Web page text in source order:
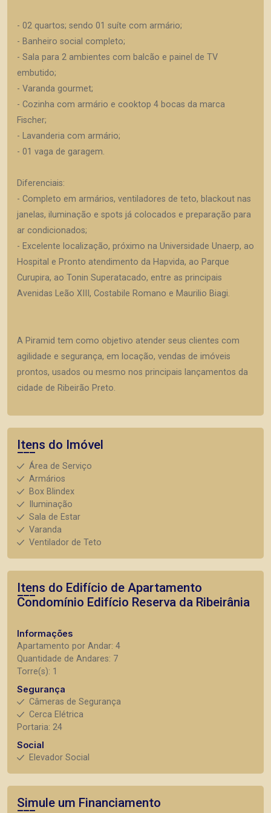
- 02 quartos; sendo 01 suíte com armário;
- Banheiro social completo;
- Sala para 2 ambientes com balcão e painel de TV
embutido;
- Varanda gourmet;
- Cozinha com armário e cooktop 4 bocas da marca
Fischer;
- Lavanderia com armário;
- 01 vaga de garagem.
Diferenciais:
- Completo em armários, ventiladores de teto, blackout nas
janelas, iluminação e spots já colocados e preparação para
ar condicionados;
- Excelente localização, próximo na Universidade Unaerp, ao
Hospital e Pronto atendimento da Hapvida, ao Parque
Curupira, ao Tonin Superatacado, entre as principais
Avenidas Leão XIII, Costabile Romano e Maurilio Biagi.
A Piramid tem como objetivo atender seus clientes com
agilidade e segurança, em locação, vendas de imóveis
prontos, usados ou mesmo nos principais lançamentos da
cidade de Ribeirão Preto.
Itens do Imóvel
Área de Serviço
Armários
Box Blindex
Iluminação
Sala de Estar
Varanda
Ventilador de Teto
Itens do Edifício de Apartamento
Condomínio Edifício Reserva da Ribeirânia
Informações
Apartamento por Andar: 4
Quantidade de Andares: 7
Torre(s): 1
Segurança
Câmeras de Segurança
Cerca Elétrica
Portaria: 24
Social
Elevador Social
Simule um Financiamento